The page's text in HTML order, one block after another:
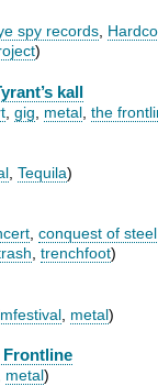
spy records
)
kall
gig metal the
Tequila)
, conquest of steel
, trenchfoot)
metal)
Frontline
metal)